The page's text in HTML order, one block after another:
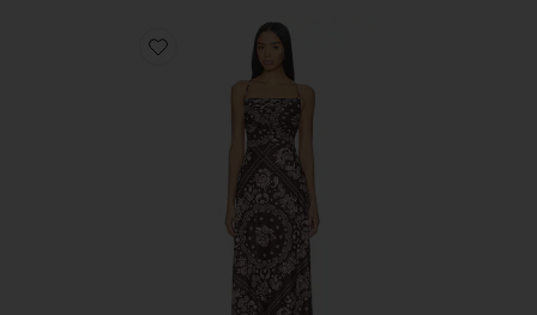
Favorite МАКСИ ПЛАТЬЕ ARISTA